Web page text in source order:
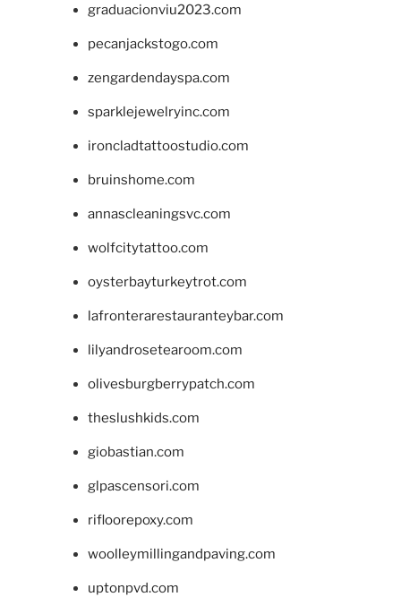
graduacionviu2023.com
pecanjackstogo.com
zengardendayspa.com
sparklejewelryinc.com
ironcladtattoostudio.com
bruinshome.com
annascleaningsvc.com
wolfcitytattoo.com
oysterbayturkeytrot.com
lafronterarestauranteybar.com
lilyandrosetearoom.com
olivesburgberrypatch.com
theslushkids.com
giobastian.com
glpascensori.com
rifloorepoxy.com
woolleymillingandpaving.com
uptonpvd.com